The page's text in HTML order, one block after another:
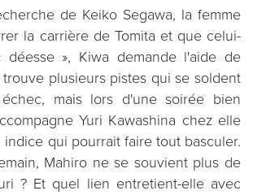
de Keiko Segawa, la femme
la carrière de Tomita et que celui-
», Kiwa demande l'aide de
plusieurs pistes qui se soldent
mais lors d'une soirée bien
Yuri Kawashina chez elle
qui pourrait faire tout basculer.
Mahiro ne se souvient plus de
? Et quel lien entretient-elle avec